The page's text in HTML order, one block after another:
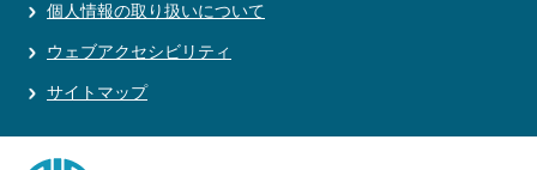
個人情報の取り扱いについて
ウェブアクセシビリティ
サイトマップ